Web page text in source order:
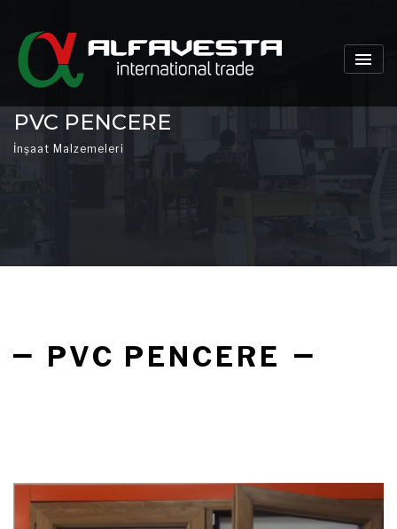
PVC PENCERE
İnşaat Malzemeleri
PVC PENCERE